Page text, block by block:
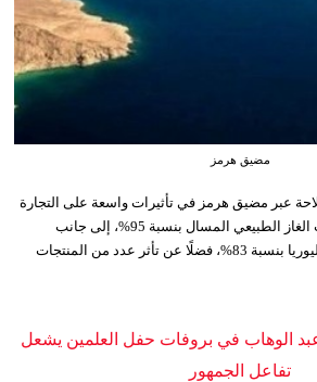
مضيق هرمز
عبر مضيق هرمز في تأثيرات واسعة على التجارة
العالمية، مع تراجع صادرات الغاز الطبيعي المسال بنسبة 95%، إلى جانب
انخفاض صادرات أسمدة اليوريا بنسبة 83%، فضلًا عن تأثر عدد من المنتجات
الوهاب في بروفات حفل العلمين يشعل
تفاعل الجمهور